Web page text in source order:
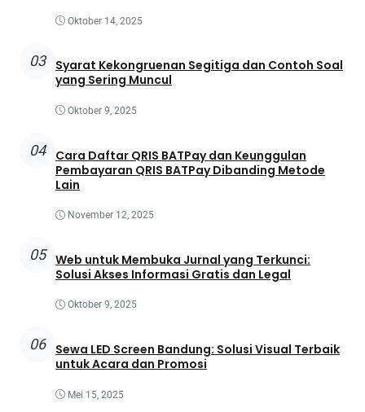
Oktober 14, 2025
03
Syarat Kekongruenan Segitiga dan Contoh Soal
yang Sering Muncul
Oktober 9, 2025
04
Cara Daftar QRIS BATPay dan Keunggulan
Pembayaran QRIS BATPay Dibanding Metode
Lain
November 12, 2025
05 Web untuk Membuka Jurnal yang Terkunci:
Solusi Akses Informasi Gratis dan Legal
Oktober 9, 2025
06
Sewa LED Screen Bandung: Solusi Visual Terbaik
untuk Acara dan Promosi
Mei 15, 2025